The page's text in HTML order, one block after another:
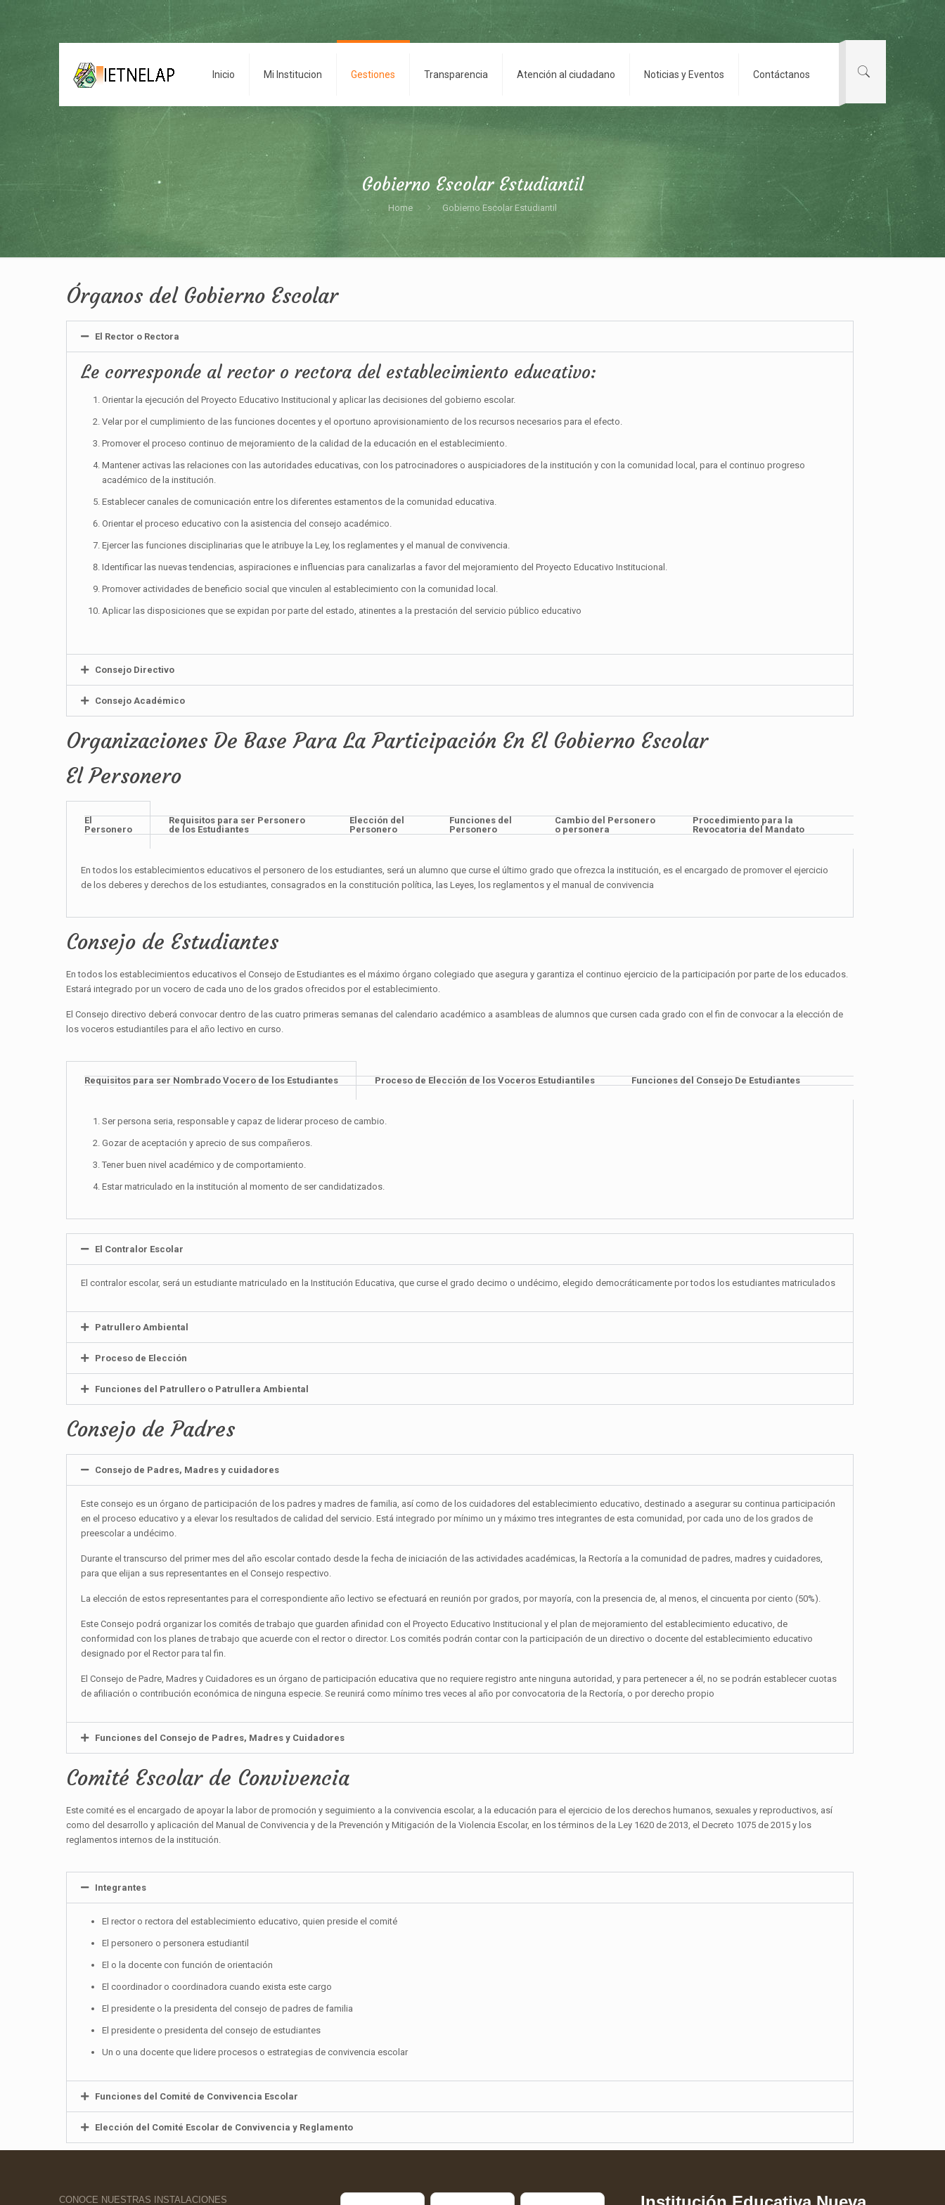
Inicio Mi Institucion Gestiones Transparencia Atención al ciudadano Noticias y Eventos Contáctanos
Gobierno Escolar Estudiantil
Home Gobierno Escolar Estudiantil
Órganos del Gobierno Escolar
El Rector o Rectora
Le corresponde al rector o rectora del establecimiento educativo:
Orientar la ejecución del Proyecto Educativo Institucional y aplicar las decisiones del gobierno escolar.
Velar por el cumplimiento de las funciones docentes y el oportuno aprovisionamiento de los recursos necesarios para el efecto.
Promover el proceso continuo de mejoramiento de la calidad de la educación en el establecimiento.
Mantener activas las relaciones con las autoridades educativas, con los patrocinadores o auspiciadores de la institución y con la comunidad local, para el continuo progreso
académico de la institución.
Establecer canales de comunicación entre los diferentes estamentos de la comunidad educativa.
Orientar el proceso educativo con la asistencia del consejo académico.
Ejercer las funciones disciplinarias que le atribuye la Ley, los reglamentes y el manual de convivencia.
Identificar las nuevas tendencias, aspiraciones e influencias para canalizarlas a favor del mejoramiento del Proyecto Educativo Institucional.
Promover actividades de beneficio social que vinculen al establecimiento con la comunidad local.
Aplicar las disposiciones que se expidan por parte del estado, atinentes a la prestación del servicio público educativo
Consejo Directivo
Consejo Académico
Organizaciones De Base Para La Participación En El Gobierno Escolar
El Personero
El
Personero
Requisitos para ser Personero
de los Estudiantes
Elección del
Personero
Funciones del
Personero
Cambio del Personero
o personera
Procedimiento para la
Revocatoria del Mandato
En todos los establecimientos educativos el personero de los estudiantes, será un alumno que curse el último grado que ofrezca la institución, es el encargado de promover el ejercicio
de los deberes y derechos de los estudiantes, consagrados en la constitución política, las Leyes, los reglamentos y el manual de convivencia
Consejo de Estudiantes
En todos los establecimientos educativos el Consejo de Estudiantes es el máximo órgano colegiado que asegura y garantiza el continuo ejercicio de la participación por parte de los educados.
Estará integrado por un vocero de cada uno de los grados ofrecidos por el establecimiento.
El Consejo directivo deberá convocar dentro de las cuatro primeras semanas del calendario académico a asambleas de alumnos que cursen cada grado con el fin de convocar a la elección de
los voceros estudiantiles para el año lectivo en curso.
Requisitos para ser Nombrado Vocero de los Estudiantes Proceso de Elección de los Voceros Estudiantiles Funciones del Consejo De Estudiantes
Ser persona seria, responsable y capaz de liderar proceso de cambio.
Gozar de aceptación y aprecio de sus compañeros.
Tener buen nivel académico y de comportamiento.
Estar matriculado en la institución al momento de ser candidatizados.
El Contralor Escolar
El contralor escolar, será un estudiante matriculado en la Institución Educativa, que curse el grado decimo o undécimo, elegido democráticamente por todos los estudiantes matriculados
Patrullero Ambiental
Proceso de Elección
Funciones del Patrullero o Patrullera Ambiental
Consejo de Padres
Consejo de Padres, Madres y cuidadores
Este consejo es un órgano de participación de los padres y madres de familia, así como de los cuidadores del establecimiento educativo, destinado a asegurar su continua participación
en el proceso educativo y a elevar los resultados de calidad del servicio. Está integrado por mínimo un y máximo tres integrantes de esta comunidad, por cada uno de los grados de
preescolar a undécimo.
Durante el transcurso del primer mes del año escolar contado desde la fecha de iniciación de las actividades académicas, la Rectoría a la comunidad de padres, madres y cuidadores,
para que elijan a sus representantes en el Consejo respectivo.
La elección de estos representantes para el correspondiente año lectivo se efectuará en reunión por grados, por mayoría, con la presencia de, al menos, el cincuenta por ciento (50%).
Este Consejo podrá organizar los comités de trabajo que guarden afinidad con el Proyecto Educativo Institucional y el plan de mejoramiento del establecimiento educativo, de
conformidad con los planes de trabajo que acuerde con el rector o director. Los comités podrán contar con la participación de un directivo o docente del establecimiento educativo
designado por el Rector para tal fin.
El Consejo de Padre, Madres y Cuidadores es un órgano de participación educativa que no requiere registro ante ninguna autoridad, y para pertenecer a él, no se podrán establecer cuotas
de afiliación o contribución económica de ninguna especie. Se reunirá como mínimo tres veces al año por convocatoria de la Rectoría, o por derecho propio
Funciones del Consejo de Padres, Madres y Cuidadores
Comité Escolar de Convivencia
Este comité es el encargado de apoyar la labor de promoción y seguimiento a la convivencia escolar, a la educación para el ejercicio de los derechos humanos, sexuales y reproductivos, así
como del desarrollo y aplicación del Manual de Convivencia y de la Prevención y Mitigación de la Violencia Escolar, en los términos de la Ley 1620 de 2013, el Decreto 1075 de 2015 y los
reglamentos internos de la institución.
Integrantes
El rector o rectora del establecimiento educativo, quien preside el comité
El personero o personera estudiantil
El o la docente con función de orientación
El coordinador o coordinadora cuando exista este cargo
El presidente o la presidenta del consejo de padres de familia
El presidente o presidenta del consejo de estudiantes
Un o una docente que lidere procesos o estrategias de convivencia escolar
Funciones del Comité de Convivencia Escolar
Elección del Comité Escolar de Convivencia y Reglamento
CONOCE NUESTRAS INSTALACIONES